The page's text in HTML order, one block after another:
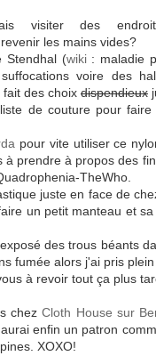
visiter des
les mains vides?
Stendhal (wiki: maladie
voire des
des choix dispendieux
de couture pour
pour vite utiliser ce
à prendre à propos des
TheWho.
juste en face de
un petit manteau et
des trous béants
fumée alors j'ai pris
à revoir tout ça plus
chezCloth House sur
enfin un patron
XOXO!